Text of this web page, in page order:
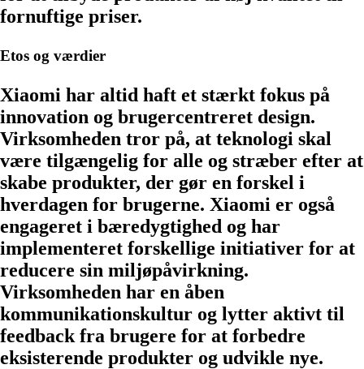
fornuftige priser.
Etos og værdier
Xiaomi har altid haft et stærkt fokus på
innovation og brugercentreret design.
Virksomheden tror på, at teknologi skal
være tilgængelig for alle og stræber efter at
skabe produkter, der gør en forskel i
hverdagen for brugerne. Xiaomi er også
engageret i bæredygtighed og har
implementeret forskellige initiativer for at
reducere sin miljøpåvirkning.
Virksomheden har en åben
kommunikationskultur og lytter aktivt til
feedback fra brugere for at forbedre
eksisterende produkter og udvikle nye.